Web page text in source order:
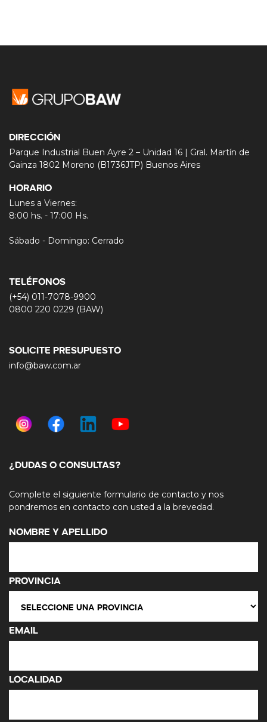
¿DUDAS O CONSULTAS?
Complete el siguiente formulario de contacto y nos
pondremos en contacto con usted a la brevedad.
Nombre y Apellido
Provincia
Email
Localidad
DIRECCIÓN
Parque Industrial Buen Ayre 2 – Unidad 16 | Gral. Martín de
Gainza 1802 Moreno (B1736JTP) Buenos Aires
HORARIO
Lunes a Viernes:
8:00 hs. - 17:00 Hs.
Sábado - Domingo: Cerrado
TELÉFONOS
(+54) 011-7078-9900
0800 220 0229 (BAW)
SOLICITE PRESUPUESTO
info@baw.com.ar